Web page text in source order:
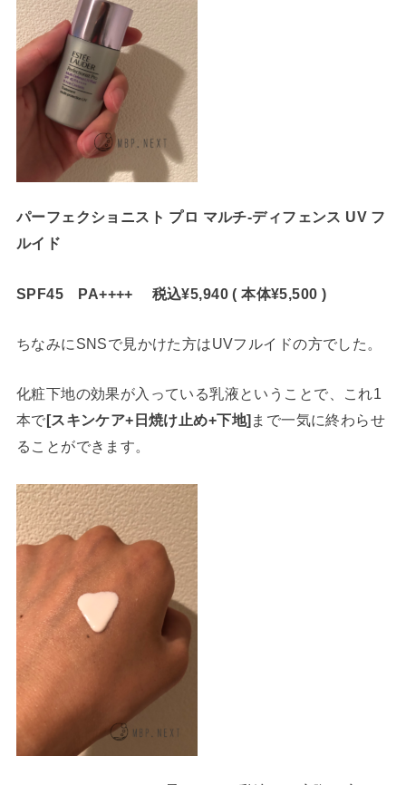
パーフェクショニスト プロ マルチ-ディフェンス UV フ
ルイド
SPF45 PA++++ 税込¥5,940 ( 本体¥5,500 )
ちなみにSNSで見かけた方はUVフルイドの方でした。
化粧下地の効果が入っている乳液ということで、これ1
本で [スキンケア+日焼け止め+下地] まで一気に終わらせ
ることができます。